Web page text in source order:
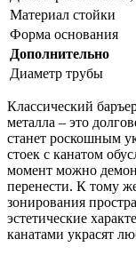
Материал стойки
Форма основания
Дополнительно
Диаметр трубы
Классический
металла – это
станет роскошным
стоек с канатом
момент можно
перенести. К тому
зонирования
эстетические
канатами украсят